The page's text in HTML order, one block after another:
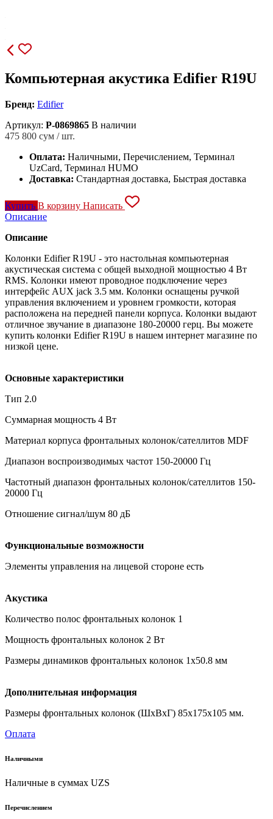
Компьютерная акустика Edifier R19U
Бренд: Edifier
Артикул: P-0869865 В наличии
475 800 сум / шт.
Оплата: Наличными, Перечислением, Терминал
UzCard, Терминал HUMO
Доставка: Стандартная доставка, Быстрая доставка
Купить В корзину Написать
Описание
Описание
Колонки Edifier R19U - это настольная компьютерная
акустическая система с общей выходной мощностью 4 Вт
RMS. Колонки имеют проводное подключение через
интерфейс AUX jack 3.5 мм. Колонки оснащены ручкой
управления включением и уровнем громкости, которая
расположена на передней панели корпуса. Колонки выдают
отличное звучание в диапазоне 180-20000 герц. Вы можете
купить колонки Edifier R19U в нашем интернет магазине по
низкой цене.
Основные характеристики
Тип 2.0
Суммарная мощность 4 Вт
Материал корпуса фронтальных колонок/сателлитов MDF
Диапазон воспроизводимых частот 150-20000 Гц
Частотный диапазон фронтальных колонок/сателлитов 150-
20000 Гц
Отношение сигнал/шум 80 дБ
Функциональные возможности
Элементы управления на лицевой стороне есть
Акустика
Количество полос фронтальных колонок 1
Мощность фронтальных колонок 2 Вт
Размеры динамиков фронтальных колонок 1x50.8 мм
Дополнительная информация
Размеры фронтальных колонок (ШxВxГ) 85x175x105 мм.
Оплата
Наличными
Наличные в суммах UZS
Перечислением